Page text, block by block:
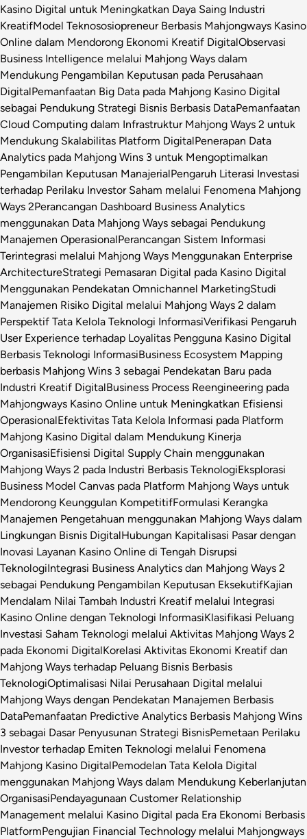
Kasino Digital untuk Meningkatkan Daya Saing Industri
KreatifModel Teknososiopreneur Berbasis Mahjongways Kasino
Online dalam Mendorong Ekonomi Kreatif DigitalObservasi
Business Intelligence melalui Mahjong Ways dalam
Mendukung Pengambilan Keputusan pada Perusahaan
DigitalPemanfaatan Big Data pada Mahjong Kasino Digital
sebagai Pendukung Strategi Bisnis Berbasis DataPemanfaatan
Cloud Computing dalam Infrastruktur Mahjong Ways 2 untuk
Mendukung Skalabilitas Platform DigitalPenerapan Data
Analytics pada Mahjong Wins 3 untuk Mengoptimalkan
Pengambilan Keputusan ManajerialPengaruh Literasi Investasi
terhadap Perilaku Investor Saham melalui Fenomena Mahjong
Ways 2Perancangan Dashboard Business Analytics
menggunakan Data Mahjong Ways sebagai Pendukung
Manajemen OperasionalPerancangan Sistem Informasi
Terintegrasi melalui Mahjong Ways Menggunakan Enterprise
ArchitectureStrategi Pemasaran Digital pada Kasino Digital
Menggunakan Pendekatan Omnichannel MarketingStudi
Manajemen Risiko Digital melalui Mahjong Ways 2 dalam
Perspektif Tata Kelola Teknologi InformasiVerifikasi Pengaruh
User Experience terhadap Loyalitas Pengguna Kasino Digital
Berbasis Teknologi InformasiBusiness Ecosystem Mapping
berbasis Mahjong Wins 3 sebagai Pendekatan Baru pada
Industri Kreatif DigitalBusiness Process Reengineering pada
Mahjongways Kasino Online untuk Meningkatkan Efisiensi
OperasionalEfektivitas Tata Kelola Informasi pada Platform
Mahjong Kasino Digital dalam Mendukung Kinerja
OrganisasiEfisiensi Digital Supply Chain menggunakan
Mahjong Ways 2 pada Industri Berbasis TeknologiEksplorasi
Business Model Canvas pada Platform Mahjong Ways untuk
Mendorong Keunggulan KompetitifFormulasi Kerangka
Manajemen Pengetahuan menggunakan Mahjong Ways dalam
Lingkungan Bisnis DigitalHubungan Kapitalisasi Pasar dengan
Inovasi Layanan Kasino Online di Tengah Disrupsi
TeknologiIntegrasi Business Analytics dan Mahjong Ways 2
sebagai Pendukung Pengambilan Keputusan EksekutifKajian
Mendalam Nilai Tambah Industri Kreatif melalui Integrasi
Kasino Online dengan Teknologi InformasiKlasifikasi Peluang
Investasi Saham Teknologi melalui Aktivitas Mahjong Ways 2
pada Ekonomi DigitalKorelasi Aktivitas Ekonomi Kreatif dan
Mahjong Ways terhadap Peluang Bisnis Berbasis
TeknologiOptimalisasi Nilai Perusahaan Digital melalui
Mahjong Ways dengan Pendekatan Manajemen Berbasis
DataPemanfaatan Predictive Analytics Berbasis Mahjong Wins
3 sebagai Dasar Penyusunan Strategi BisnisPemetaan Perilaku
Investor terhadap Emiten Teknologi melalui Fenomena
Mahjong Kasino DigitalPemodelan Tata Kelola Digital
menggunakan Mahjong Ways dalam Mendukung Keberlanjutan
OrganisasiPendayagunaan Customer Relationship
Management melalui Kasino Digital pada Era Ekonomi Berbasis
PlatformPengujian Financial Technology melalui Mahjongways